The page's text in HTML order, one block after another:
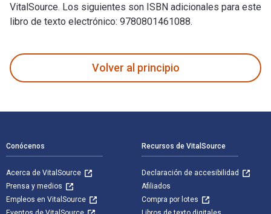
VitalSource. Los siguientes son ISBN adicionales para este
libro de texto electrónico: 9780801461088.
Volver al principio
Conócenos
Acerca de VitalSource
Prensa y medios
Empleos en VitalSource
Recursos de VitalSource
Declaración de accesibilidad
Afiliados
Compra por lotes